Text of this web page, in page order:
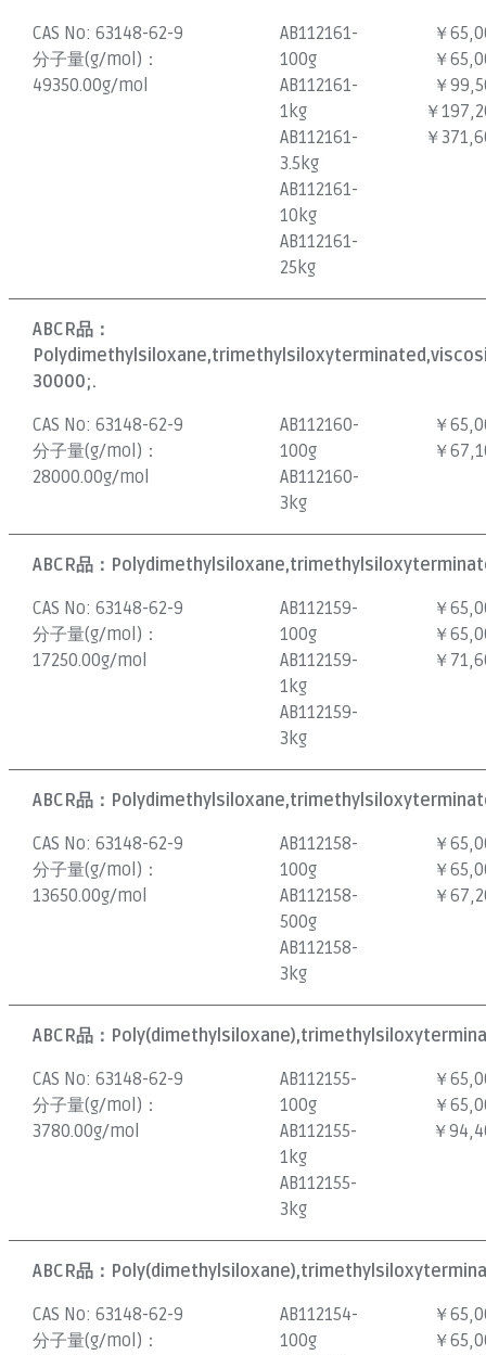
CAS No:63148-62-9
分子量(g/mol)：
49350.00g/mol
AB112161-
100g
AB112161-
1kg
AB112161-
3.5kg
AB112161-
10kg
AB112161-
25kg
￥
￥
￥
￥
￥
ABCR品：
30000;.
CAS No:63148-62-9
分子量(g/mol)：
28000.00g/mol
AB112160-
100g
AB112160-
3kg
￥
￥
ABCR品：
CAS No:63148-62-9
分子量(g/mol)：
17250.00g/mol
AB112159-
100g
AB112159-
1kg
AB112159-
3kg
￥
￥
￥
ABCR品：
CAS No:63148-62-9
分子量(g/mol)：
13650.00g/mol
AB112158-
100g
AB112158-
500g
AB112158-
3kg
￥
￥
￥
ABCR品：
CAS No:63148-62-9
分子量(g/mol)：
3780.00g/mol
AB112155-
100g
AB112155-
1kg
AB112155-
3kg
￥
￥
￥
ABCR品：
CAS No:63148-62-9
分子量(g/mol)：
AB112154-
100g
￥
￥